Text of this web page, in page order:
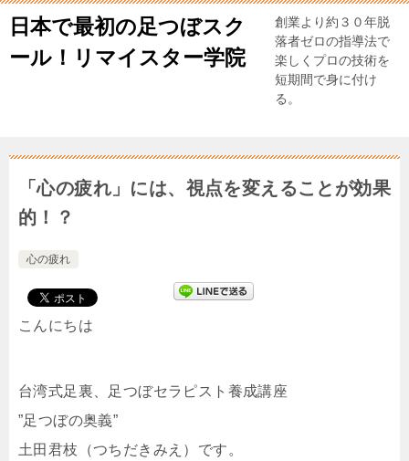
日本で最初の足つぼスク
ール！リマイスター学院
創業より約３０年脱
落者ゼロの指導法で
楽しくプロの技術を
短期間で身に付け
る。
「心の疲れ」には、視点を変えることが効果
的！？
心の疲れ
こんにちは
台湾式足裏、足つぼセラピスト養成講座
”足つぼの奥義”
土田君枝（つちだきみえ）です。